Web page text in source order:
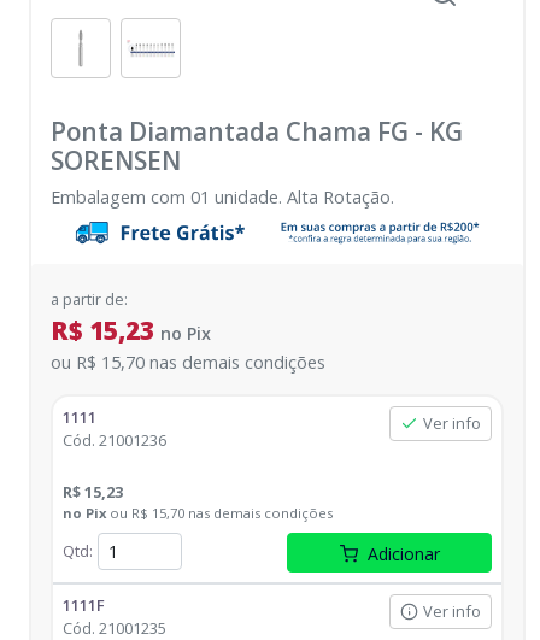
Ponta Diamantada Chama FG - KG
SORENSEN
Embalagem com 01 unidade. Alta Rotação.
a partir de:
R$ 15,23 no Pix
ou R$ 15,70 nas demais condições
1111
Cód. 21001236
Ver info
R$ 15,23
no Pix ou R$ 15,70 nas demais condições
Qtd: Adicionar
1111F
Cód. 21001235
Ver info